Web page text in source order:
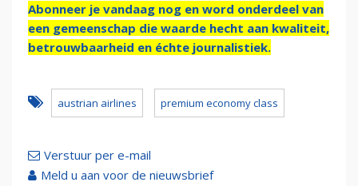
Abonneer je vandaag nog en word onderdeel van
een gemeenschap die waarde hecht aan kwaliteit,
betrouwbaarheid en échte journalistiek.
austrian airlines premium economy class
Verstuur per e-mail
Meld u aan voor de nieuwsbrief